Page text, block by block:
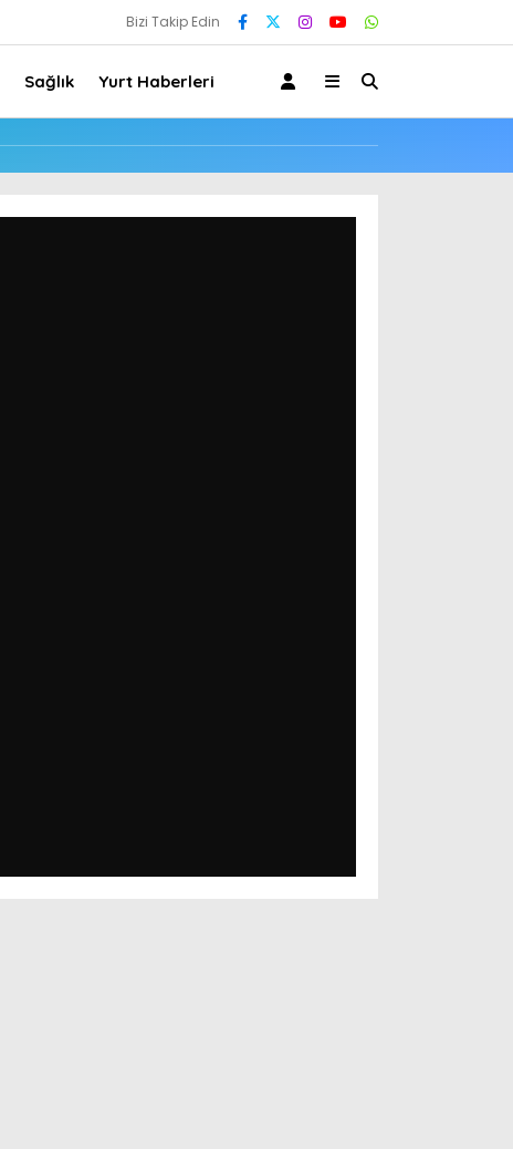
Bizi Takip Edin
Sağlık Yurt Haberleri